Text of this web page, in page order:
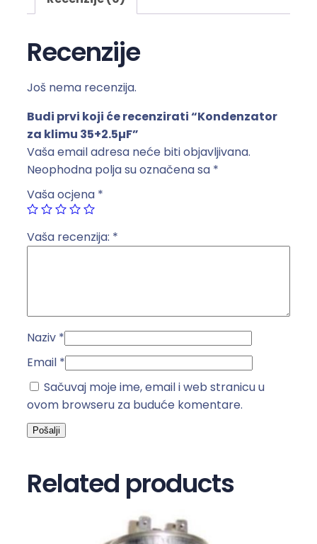
z
a
o
r
z
a
k
m
u
5
µ
k
o
l
Recenzije
Još nema recenzija.
Budi prvi koji će recenzirati “Kondenzator
za klimu 35+2.5µF”
Vaša email adresa neće biti objavljivana.
Neophodna polja su označena sa *
Vaša ocjena *
Vaša recenzija: *
Naziv *
Email *
Sačuvaj moje ime, email i web stranicu u
ovom browseru za buduće komentare.
Related products